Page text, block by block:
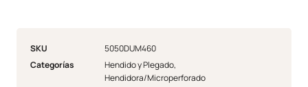
SKU
5050DUM460
Categorías
Hendido y Plegado,
Hendidora/Microperforado